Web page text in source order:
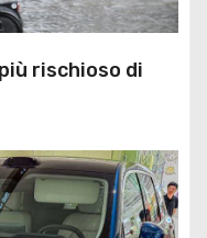
rischioso di